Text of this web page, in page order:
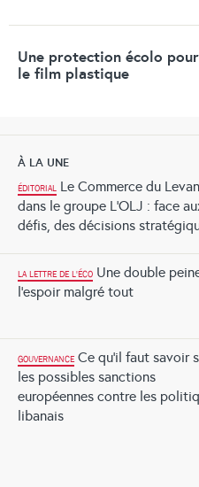
Une protection écolo
le film plastique
À LA UNE
ÉDITORIAL Le Commerce du
dans le groupe L’OLJ : face
défis, des décisions
LA LETTRE DE L'ÉCO Une double
l’espoir malgré tout
GOUVERNANCE Ce qu’il faut savoir
les possibles sanctions
européennes contre les
libanais